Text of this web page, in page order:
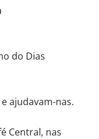
do Dias
ajudavam-nas.
Central, nas